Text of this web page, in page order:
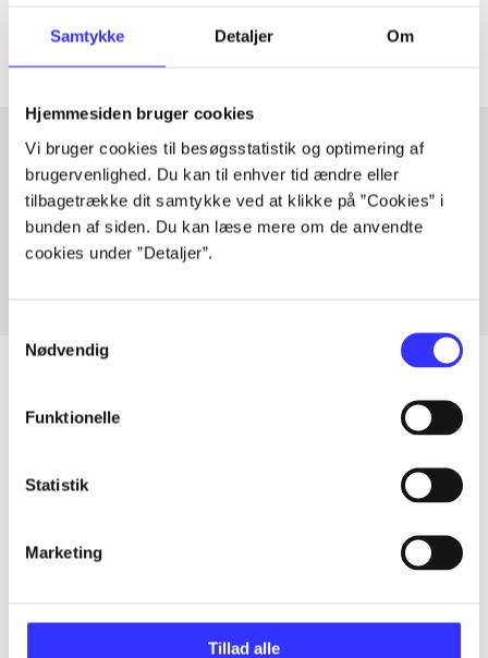
Samtykke Detaljer Om
Hjemmesiden bruger cookies
Vi bruger cookies til besøgsstatistik og optimering af
brugervenlighed. Du kan til enhver tid ændre eller
tilbagetrække dit samtykke ved at klikke på ”Cookies” i
bunden af siden. Du kan læse mere om de anvendte
cookies under ”Detaljer”.
Nødvendig
Funktionelle
Statistik
Marketing
Tillad alle
Artikler med samme emner
Fra